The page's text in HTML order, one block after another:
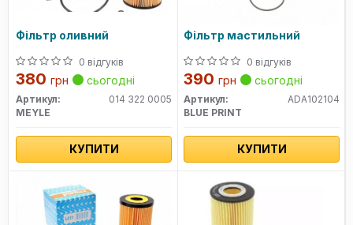
Фільтр оливний
0 відгуків
380 грн сьогодні
Артикул:
014 322 0005
MEYLE
КУПИТИ
Фільтр мастильний
0 відгуків
390 грн сьогодні
Артикул:
ADA102104
BLUE PRINT
КУПИТИ